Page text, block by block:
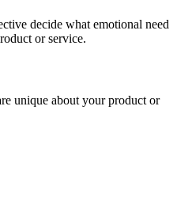
decide what emotional need
or service.
unique about your product or